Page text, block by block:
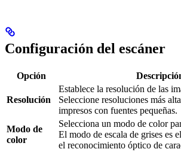
Configuración del escáner
Opción
Resolución
Establece la resolución de las
Seleccione resoluciones más
impresos con fuentes pequeñas.
Modo de
color
Selecciona un modo de color
El modo de escala de grises es
el reconocimiento óptico de